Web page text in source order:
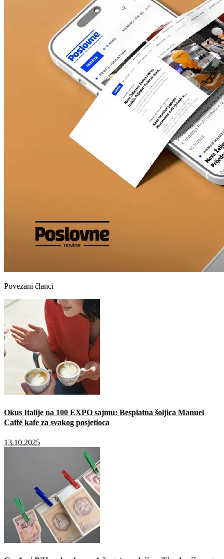
Povezani članci
Okus Italije na 100 EXPO sajmu: Besplatna šoljica Manuel
Caffé kafe za svakog posjetioca
13.10.2025